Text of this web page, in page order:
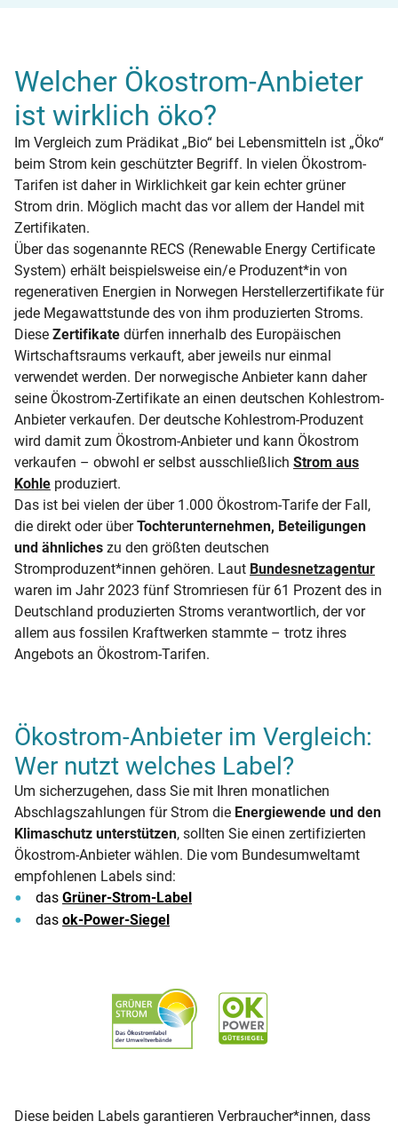
Welcher Ökostrom-Anbieter
ist wirklich öko?
Im Vergleich zum Prädikat „Bio“ bei Lebensmitteln ist „Öko“
beim Strom kein geschützter Begriff. In vielen Ökostrom-
Tarifen ist daher in Wirklichkeit gar kein echter grüner
Strom drin. Möglich macht das vor allem der Handel mit
Zertifikaten.
Über das sogenannte RECS (Renewable Energy Certificate
System) erhält beispielsweise ein/e Produzent*in von
regenerativen Energien in Norwegen Herstellerzertifikate für
jede Megawattstunde des von ihm produzierten Stroms.
Diese Zertifikate dürfen innerhalb des Europäischen
Wirtschaftsraums verkauft, aber jeweils nur einmal
verwendet werden. Der norwegische Anbieter kann daher
seine Ökostrom-Zertifikate an einen deutschen Kohlestrom-
Anbieter verkaufen. Der deutsche Kohlestrom-Produzent
wird damit zum Ökostrom-Anbieter und kann Ökostrom
verkaufen – obwohl er selbst ausschließlich Strom aus
Kohle produziert.
Das ist bei vielen der über 1.000 Ökostrom-Tarife der Fall,
die direkt oder überTochterunternehmen, Beteiligungen
und ähnliches zu den größten deutschen
Stromproduzent*innen gehören. Laut Bundesnetzagentur
waren im Jahr 2023 fünf Stromriesen für 61 Prozent des in
Deutschland produzierten Stroms verantwortlich, der vor
allem aus fossilen Kraftwerken stammte – trotz ihres
Angebots an Ökostrom-Tarifen.
Ökostrom-Anbieter im Vergleich:
Wer nutzt welches Label?
Um sicherzugehen, dass Sie mit Ihren monatlichen
Abschlagszahlungen für Strom die Energiewende und den
Klimaschutz unterstützen, sollten Sie einen zertifizierten
Ökostrom-Anbieter wählen. Die vom Bundesumweltamt
empfohlenen Labels sind:
das Grüner-Strom-Label
das ok-Power-Siegel
Diese beiden Labels garantieren Verbraucher*innen, dass